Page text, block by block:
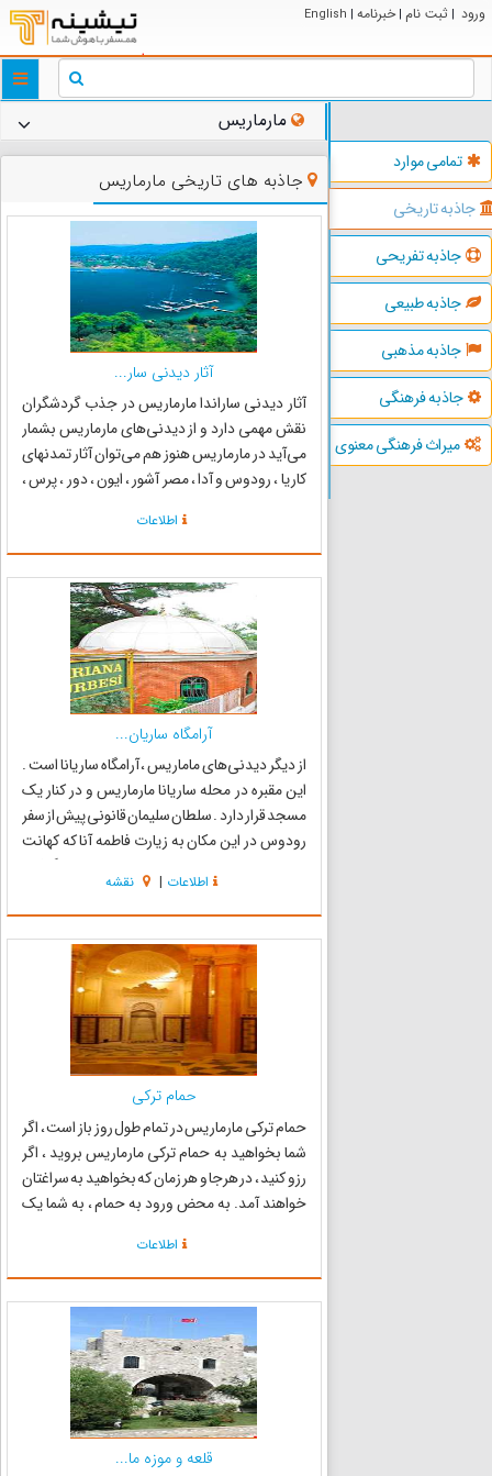
ورود | ثبت نام | خبرنامه |
English
تمامی موارد
جاذبه تاریخی
جاذبه تفریحی
جاذبه طبیعی
جاذبه مذهبی
جاذبه فرهنگی
میراث فرهنگی معنوی
مارماریس
جاذبه های تاریخی مارماریس
آثار دیدنی سار...
آثار دیدنی ساراندا مارماریس در جذب گردشگران
نقش مهمی دارد و از دیدنی‌های مارماریس بشمار
می‌آید در مارماریس هنوز هم می‌توان آثار تمدنهای
کاریا ، رودوس و آدا ، مصر آشور ، ایون ، دور ، پرس ،
را مشاهده نمود. آثار دیدنی ساراندا مارماریس
یکی...
اطلاعات
آرامگاه ساریان...
از دیگر دیدنی‌های ماماریس ، آرامگاه ساریانا است .
این مقبره در محله ساریانا مارماریس و در کنار یک
مسجد قرار دارد . سلطان سلیمان قانونی پیش از سفر
رودوس در این مکان به زیارت فاطمه آنا که کهانت
وی مشهور بود می‌رود و پس از جواب مثبت گرفتن
اقدام به محاصره رودوس می‌نماید. پیش از حرکت
از ...
اطلاعات | نقشه
حمام ترکی
حمام ترکی مارماریس در تمام طول روز باز است ، اگر
شما بخواهید به حمام ترکی مارماریس بروید ، اگر
رزو کنید ، در هرجا و هر زمان که بخواهید به سراغتان
خواهند آمد. به محض ورود به حمام ، به شما یک
یک جفت دمپایی و یا کفش چوبی در اختیار شما قرار
خ...
اطلاعات
قلعه و موزه ما...